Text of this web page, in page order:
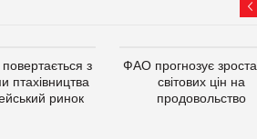
з
птахівництва
ринок
ФАО прогнозує
світових цін на
продовольство